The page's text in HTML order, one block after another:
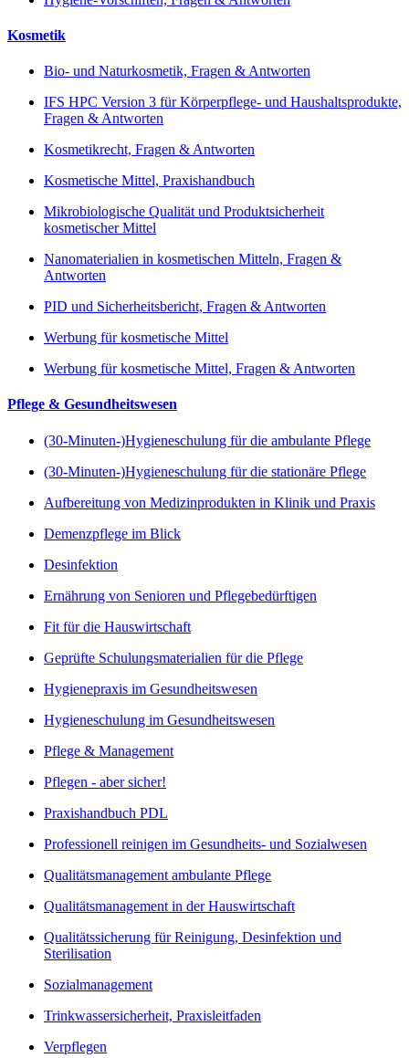
Kosmetik
Bio- und Naturkosmetik, Fragen & Antworten
IFS HPC Version 3 für Körperpflege- und Haushaltsprodukte,
Fragen & Antworten
Kosmetikrecht, Fragen & Antworten
Kosmetische Mittel, Praxishandbuch
Mikrobiologische Qualität und Produktsicherheit
kosmetischer Mittel
Nanomaterialien in kosmetischen Mitteln, Fragen &
Antworten
PID und Sicherheitsbericht, Fragen & Antworten
Werbung für kosmetische Mittel
Werbung für kosmetische Mittel, Fragen & Antworten
Pflege & Gesundheitswesen
(30-Minuten-)Hygieneschulung für die ambulante Pflege
(30-Minuten-)Hygieneschulung für die stationäre Pflege
Aufbereitung von Medizinprodukten in Klinik und Praxis
Demenzpflege im Blick
Desinfektion
Ernährung von Senioren und Pflegebedürftigen
Fit für die Hauswirtschaft
Geprüfte Schulungsmaterialien für die Pflege
Hygienepraxis im Gesundheitswesen
Hygieneschulung im Gesundheitswesen
Pflege & Management
Pflegen - aber sicher!
Praxishandbuch PDL
Professionell reinigen im Gesundheits- und Sozialwesen
Qualitätsmanagement ambulante Pflege
Qualitätsmanagement in der Hauswirtschaft
Qualitätssicherung für Reinigung, Desinfektion und
Sterilisation
Sozialmanagement
Trinkwassersicherheit, Praxisleitfaden
Verpflegen